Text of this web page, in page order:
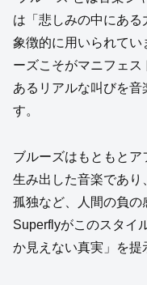
は「悲しみの中にあ
象徴的に用いられて
ーズこそがマニフェ
あるリアルな叫びを音
す。
ブルーズはもともと
生み出した音楽であり
孤独など、人間の負の
Superflyがこのスタイ
か見えない真実」を提